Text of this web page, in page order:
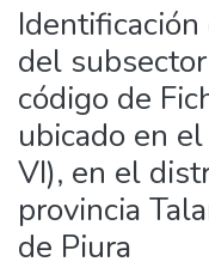
Estad. Externas
Guias ▾
del
código de
ubicado en
VI), en el
provincia
de Piura